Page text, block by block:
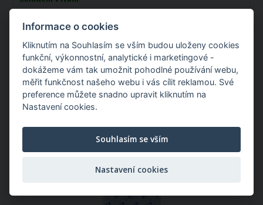
Můžete mít: Pondělí 07.09.2026
59,00 Kč / ks
Bezpečnostní čep 8mm/31mm - blistr 2 ks
Informace o cookies
Kliknutím na Souhlasím se vším budou uloženy cookies
funkční, výkonnostní, analytické i marketingové -
dokážeme vám tak umožnit pohodlné používání webu,
měřit funkčnost našeho webu i vás cílit reklamou. Své
preference můžete snadno upravit kliknutím na
Nastavení cookies.
Souhlasím se vším
Nastavení cookies